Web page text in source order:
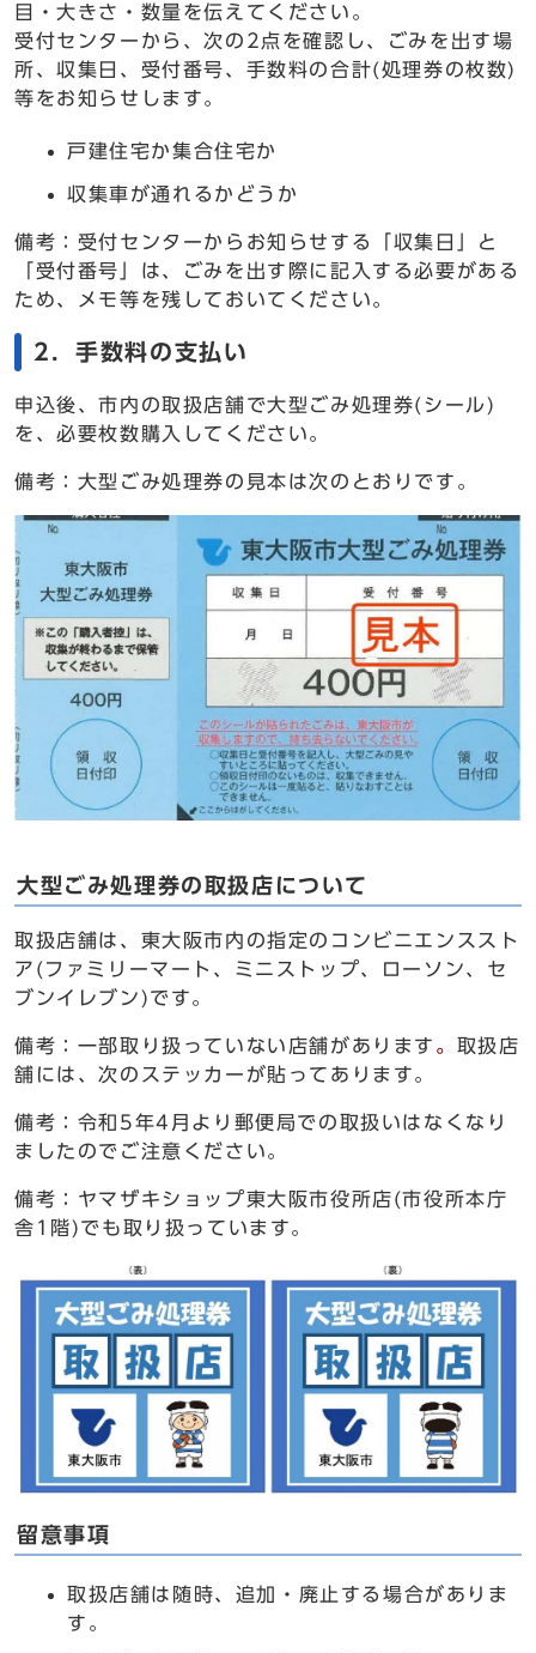
目・大きさ・数量を伝えてください。
受付センターから、次の2点を確認し、ごみを出す場
所、収集日、受付番号、手数料の合計(処理券の枚数)
等をお知らせします。
戸建住宅か集合住宅か
収集車が通れるかどうか
備考：受付センターからお知らせする「収集日」と
「受付番号」は、ごみを出す際に記入する必要がある
ため、メモ等を残しておいてください。
2．手数料の支払い
申込後、市内の取扱店舗で大型ごみ処理券(シール)
を、必要枚数購入してください。
備考：大型ごみ処理券の見本は次のとおりです。
大型ごみ処理券の取扱店について
取扱店舗は、東大阪市内の指定のコンビニエンススト
ア(ファミリーマート、ミニストップ、ローソン、セ
ブンイレブン)です。
備考：一部取り扱っていない店舗があります 。 取扱店
舗には、次のステッカーが貼ってあります。
備考：令和5年4月より郵便局での取扱いはなくなり
ましたのでご注意ください。
備考：ヤマザキショップ東大阪市役所店(市役所本庁
舎1階)でも取り扱っています。
留意事項
取扱店舗は随時、追加・廃止する場合がありま
す。